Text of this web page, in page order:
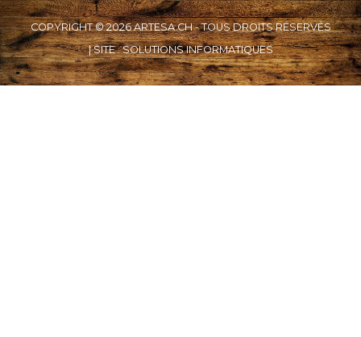
COPYRIGHT © 2026 ARTESA.CH - TOUS DROITS RÉSERVÉS
| SITE :SOLUTIONS INFORMATIQUES